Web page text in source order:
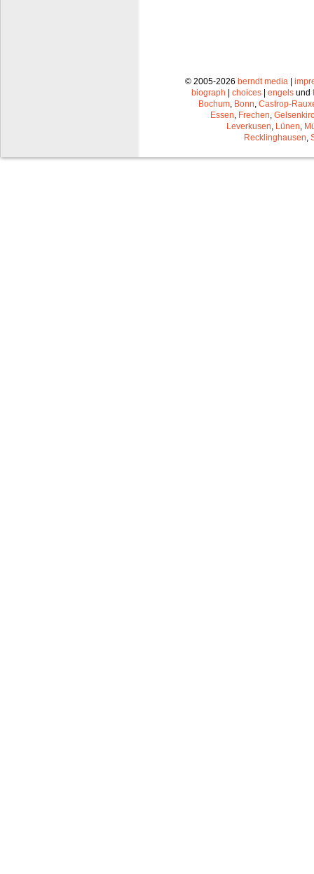
© 2005-2026 berndt media|
biograph
choices engels und
Bochum, Bonn, Castrop-
Essen, Frechen,
Leverkusen, Lünen,
Recklinghausen,